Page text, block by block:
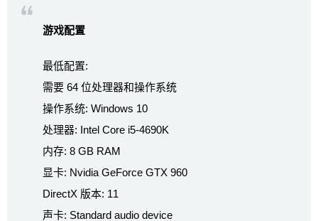
游戏配置
最低配置:
需要 64 位处理器和操作系统
操作系统: Windows 10
处理器: Intel Core i5-4690K
内存: 8 GB RAM
显卡: Nvidia GeForce GTX 960
DirectX 版本: 11
声卡: Standard audio device